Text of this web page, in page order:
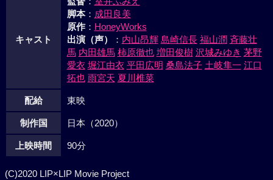
キャスト
脚本： 成田良美
原作： HoneyWorks
出演（声）
： 内山昂輝 島崎信長 福山潤 斉藤壮
馬 内田雄馬 柿原徹也 増田俊樹 沢城みゆき 茅野
愛衣 堀江由衣 平田広明 桑島法子 土岐隼一 江口
拓也 雨宮天 夏川椎菜
配給 東映
制作国 日本（2020）
上映時間 90分
(C)2020 LIP×LIP Movie Project